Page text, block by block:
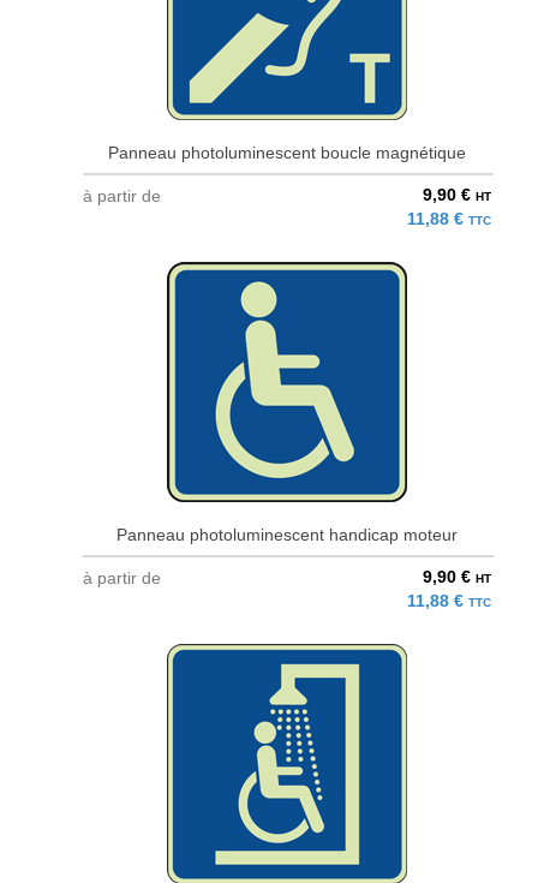
Panneau photoluminescent boucle magnétique
à partir de 9,90 € HT
11,88 € TTC
Panneau photoluminescent handicap moteur
à partir de 9,90 € HT
11,88 € TTC